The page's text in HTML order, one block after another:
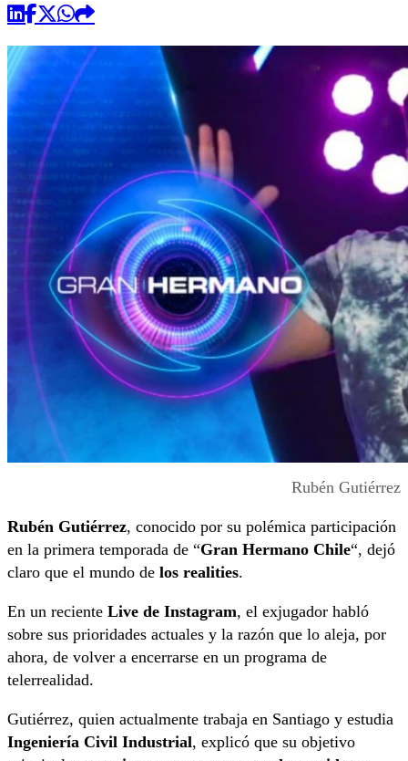
Rubén Gutiérrez
Rubén Gutiérrez, conocido por su polémica participación
en la primera temporada de “Gran Hermano Chile“, dejó
claro que el mundo de los realities.
En un reciente Live de Instagram, el exjugador habló
sobre sus prioridades actuales y la razón que lo aleja, por
ahora, de volver a encerrarse en un programa de
telerrealidad.
Gutiérrez, quien actualmente trabaja en Santiago y estudia
Ingeniería Civil Industrial, explicó que su objetivo